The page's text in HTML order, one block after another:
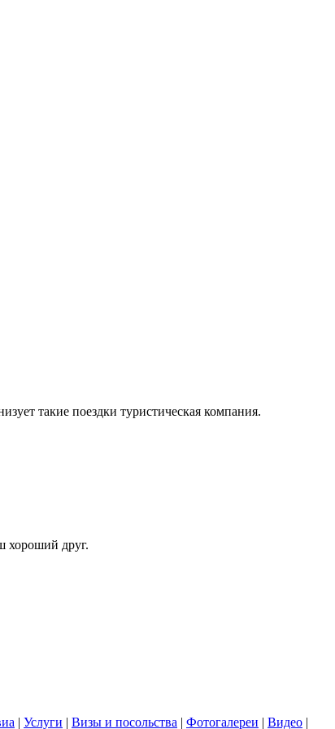
такие поездки туристическая компания.
хороший друг.
| Услуги | Визы и посольства | Фотогалереи | Видео |